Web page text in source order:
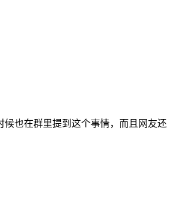
也在群里提到这个事情，而且网友还